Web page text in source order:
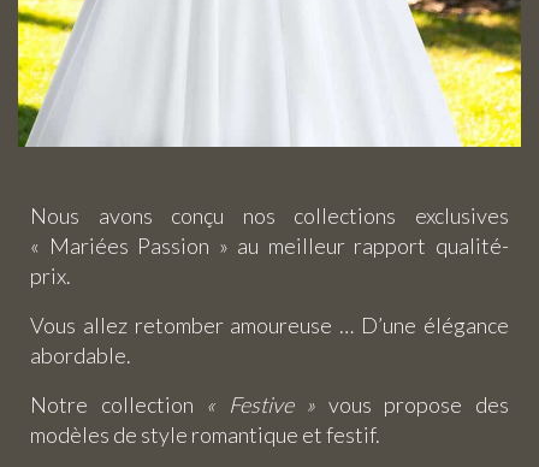
Nous avons conçu nos collections exclusives
« Mariées Passion » au meilleur rapport qualité-
prix.
Vous allez retomber amoureuse … D’une élégance
abordable.
Notre collection « Festive » vous propose des
modèles de style romantique et festif.